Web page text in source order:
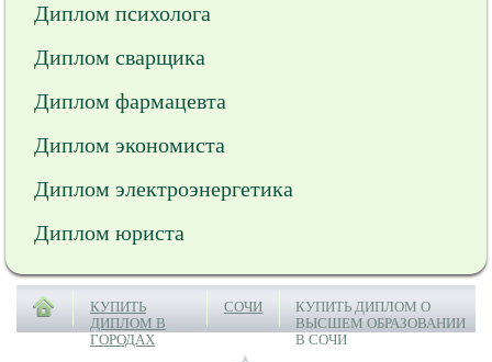
Диплом психолога
Диплом сварщика
Диплом фармацевта
Диплом экономиста
Диплом электроэнергетика
Диплом юриста
КУПИТЬ
ДИПЛОМ В
ГОРОДАХ
СОЧИ
КУПИТЬ ДИПЛОМ О
ВЫСШЕМ ОБРАЗОВАНИИ
В СОЧИ